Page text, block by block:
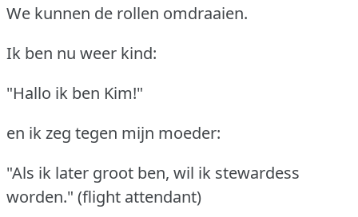
We kunnen de rollen omdraaien.
Ik ben nu weer kind:
"Hallo ik ben Kim!"
en ik zeg tegen mijn moeder:
"Als ik later groot ben, wil ik stewardess
worden." (flight attendant)